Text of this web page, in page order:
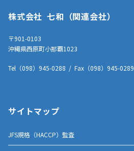
株式会社 七和（関連会社）
〒901-0103
沖縄県西原町小那覇1023
Tel（098）945-0288 / Fax（098）945-0289
サイトマップ
JFS規格（HACCP）監査